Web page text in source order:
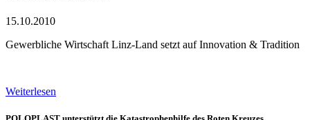
15.10.2010
Gewerbliche Wirtschaft Linz-Land setzt auf Innovation & Tradition
Weiterlesen